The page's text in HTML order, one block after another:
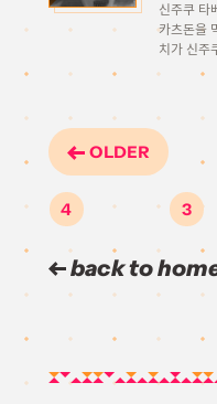
신주쿠
카츠돈을
치가 신주
스트에 넣
OLDER
3
4
back to